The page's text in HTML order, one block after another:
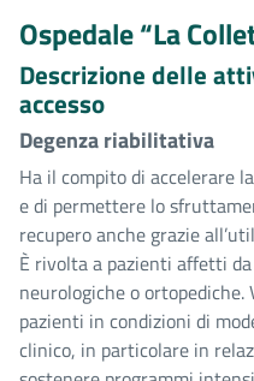
Ospedale “La
Descrizione delle
accesso
Degenza riabilitativa
Ha il compito di accelerare
e di permettere lo
recupero anche grazie
È rivolta a pazienti affetti
neurologiche o
pazienti in condizioni di
clinico, in particolare in